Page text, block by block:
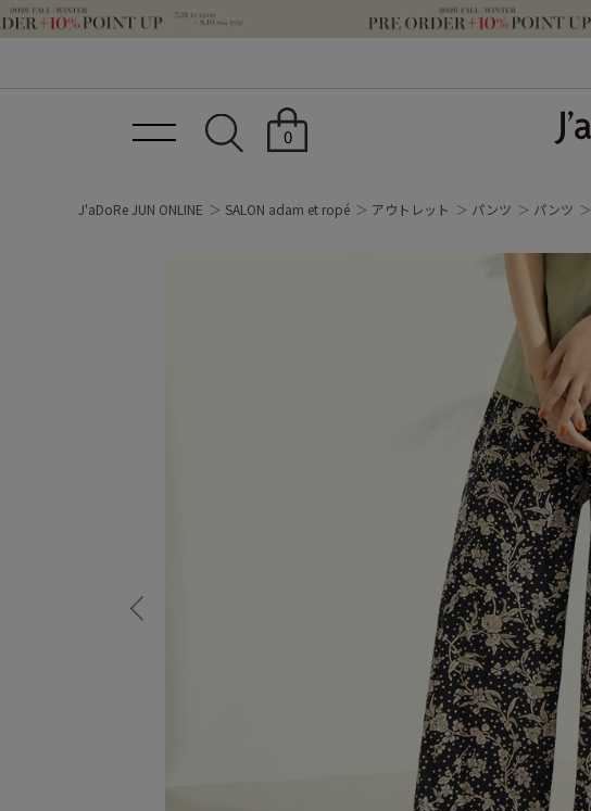
0
J'aDoRe JUN ONLINE SALON adam et ropé アウトレット パンツ パンツ